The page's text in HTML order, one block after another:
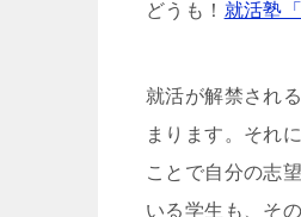
どうも！ 就活塾
就活が解禁され
まります。それ
ことで自分の志
いる学生も、そ